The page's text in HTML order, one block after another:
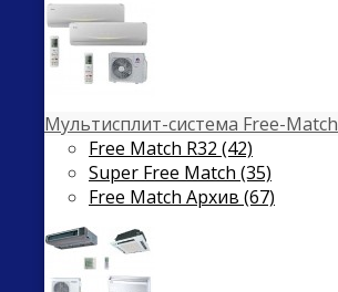
Мультисплит-система Free-Match
Free Match R32 (42)
Super Free Match (35)
Free Match Архив (67)